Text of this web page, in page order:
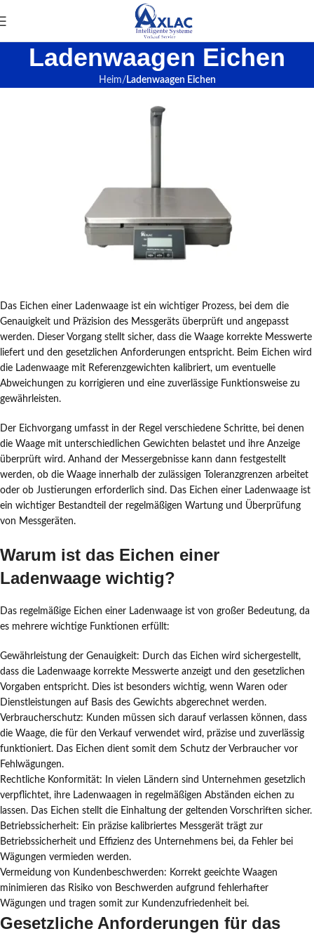
Ladenwaagen Eichen
Heim Ladenwaagen Eichen
Das Eichen einer Ladenwaage ist ein wichtiger Prozess, bei dem die
Genauigkeit und Präzision des Messgeräts überprüft und angepasst
werden. Dieser Vorgang stellt sicher, dass die Waage korrekte Messwerte
liefert und den gesetzlichen Anforderungen entspricht. Beim Eichen wird
die Ladenwaage mit Referenzgewichten kalibriert, um eventuelle
Abweichungen zu korrigieren und eine zuverlässige Funktionsweise zu
gewährleisten.
Der Eichvorgang umfasst in der Regel verschiedene Schritte, bei denen
die Waage mit unterschiedlichen Gewichten belastet und ihre Anzeige
überprüft wird. Anhand der Messergebnisse kann dann festgestellt
werden, ob die Waage innerhalb der zulässigen Toleranzgrenzen arbeitet
oder ob Justierungen erforderlich sind. Das Eichen einer Ladenwaage ist
ein wichtiger Bestandteil der regelmäßigen Wartung und Überprüfung
von Messgeräten.
Warum ist das Eichen einer
Ladenwaage wichtig?
Das regelmäßige Eichen einer Ladenwaage ist von großer Bedeutung, da
es mehrere wichtige Funktionen erfüllt:
Gewährleistung der Genauigkeit: Durch das Eichen wird sichergestellt,
dass die Ladenwaage korrekte Messwerte anzeigt und den gesetzlichen
Vorgaben entspricht. Dies ist besonders wichtig, wenn Waren oder
Dienstleistungen auf Basis des Gewichts abgerechnet werden.
Verbraucherschutz: Kunden müssen sich darauf verlassen können, dass
die Waage, die für den Verkauf verwendet wird, präzise und zuverlässig
funktioniert. Das Eichen dient somit dem Schutz der Verbraucher vor
Fehlwägungen.
Rechtliche Konformität: In vielen Ländern sind Unternehmen gesetzlich
verpflichtet, ihre Ladenwaagen in regelmäßigen Abständen eichen zu
lassen. Das Eichen stellt die Einhaltung der geltenden Vorschriften sicher.
Betriebssicherheit: Ein präzise kalibriertes Messgerät trägt zur
Betriebssicherheit und Effizienz des Unternehmens bei, da Fehler bei
Wägungen vermieden werden.
Vermeidung von Kundenbeschwerden: Korrekt geeichte Waagen
minimieren das Risiko von Beschwerden aufgrund fehlerhafter
Wägungen und tragen somit zur Kundenzufriedenheit bei.
Gesetzliche Anforderungen für das